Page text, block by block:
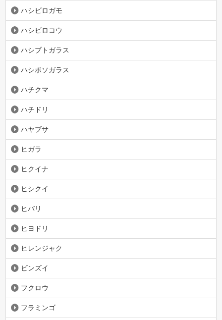
ハシビロガモ
ハシビロコウ
ハシブトガラス
ハシボソガラス
ハチクマ
ハチドリ
ハヤブサ
ヒガラ
ヒクイナ
ヒシクイ
ヒバリ
ヒヨドリ
ヒレンジャク
ビンズイ
フクロウ
フラミンゴ